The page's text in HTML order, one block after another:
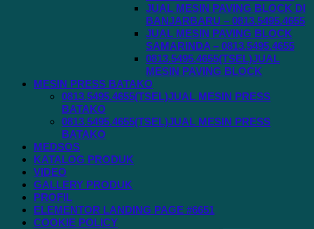
JUAL MESIN PAVING BLOCK DI
BANJARBARU – 0813.5495.4655
JUAL MESIN PAVING BLOCK
SAMARINDA – 0813.5495.4655
0813.5495.4655(TSEL)JUAL
MESIN PAVING BLOCK
MESIN PRESS BATAKO
0813.5495.4655(TSEL)JUAL MESIN PRESS
BATAKO
0813.5495.4655(TSEL)JUAL MESIN PRESS
BATAKO
MEDSOS
KATALOG PRODUK
VIDEO
GALLERY PRODUK
PROFIL
ELEMENTOR LANDING PAGE #6651
COOKIE POLICY